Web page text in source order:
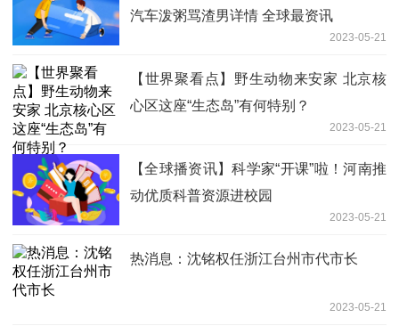
汽车泼粥骂渣男详情 全球最资讯
2023-05-21
【世界聚看点】野生动物来安家 北京核
心区这座“生态岛”有何特别？
2023-05-21
【全球播资讯】科学家“开课”啦！河南推
动优质科普资源进校园
2023-05-21
热消息：沈铭权任浙江台州市代市长
2023-05-21